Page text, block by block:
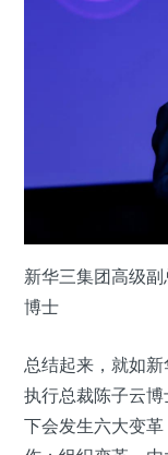
新华三集团高级
博士
总结起来，就如
执行总裁陈子云
下会发生六大变